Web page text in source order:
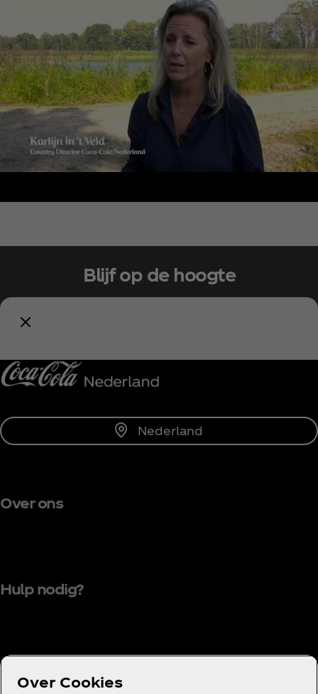
Blijf op de hoogte
Nederland
Over ons
Hulp nodig?
Voorwaarden
Over Cookies